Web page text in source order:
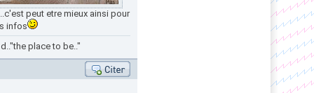
peut etre mieux ainsi pour
infos
place to be.."